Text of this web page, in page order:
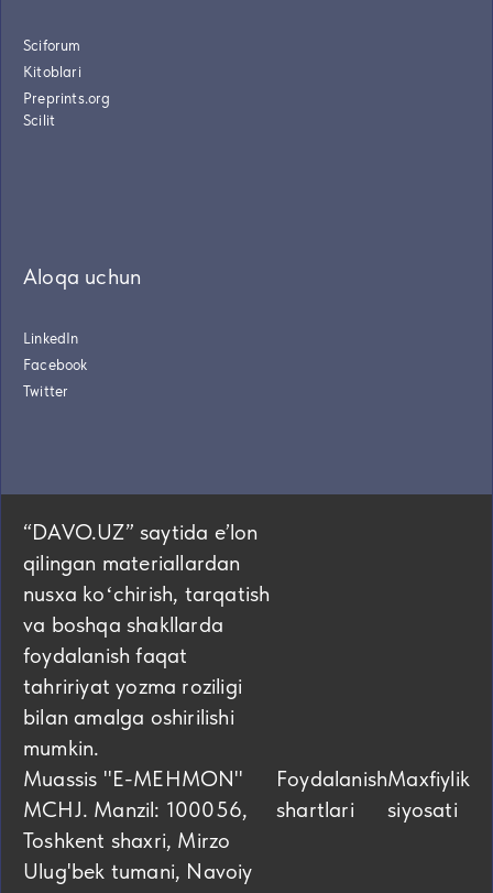
Sciforum
Kitoblari
Preprints.org
Scilit
Aloqa uchun
LinkedIn
Facebook
Twitter
“DAVO.UZ” saytida eʼlon
qilingan materiallardan
nusxa koʻchirish, tarqatish
va boshqa shakllarda
foydalanish faqat
tahririyat yozma roziligi
bilan amalga oshirilishi
mumkin.
Muassis "E-MEHMON"
MCHJ. Manzil: 100056,
Toshkent shaxri, Mirzo
Ulug'bek tumani, Navoiy
Foydalanish
shartlari
Maxfiylik
siyosati